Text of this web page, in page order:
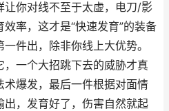
让你对线不至于太虚，电刀/影
率，这才是“快速发育”的装备
件出，除非你线上大优势。
一个大招跳下去的威胁才真
爆发，最后一件根据对面情
，发育好了，伤害自然就起